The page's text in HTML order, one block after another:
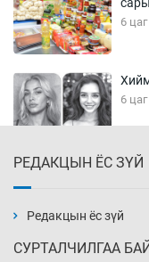
6
6
7
РЕДАКЦЫН ЁС ЗҮЙ
Редакцын ёс зүй
СУРТАЛЧИЛГАА